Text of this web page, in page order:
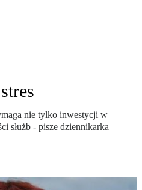
nie tylko inwestycji w
służb - pisze dziennikarka